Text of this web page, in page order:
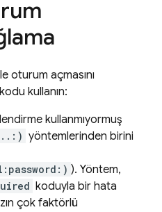
oturum açmasını
kullanın:
kullanmıyormuş
yöntemlerinden birini
). Yöntem,
koduyla bir hata
çok faktörlü